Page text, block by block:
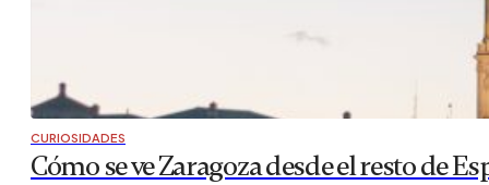
CURIOSIDADES
Cómo se ve Zaragoza desde el resto de